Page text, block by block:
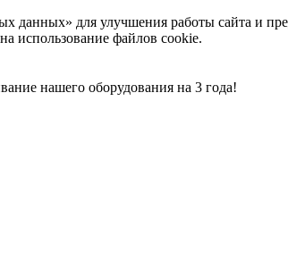
для улучшения работы сайта и
использование файлов cookie.
нашего оборудования на 3 года!